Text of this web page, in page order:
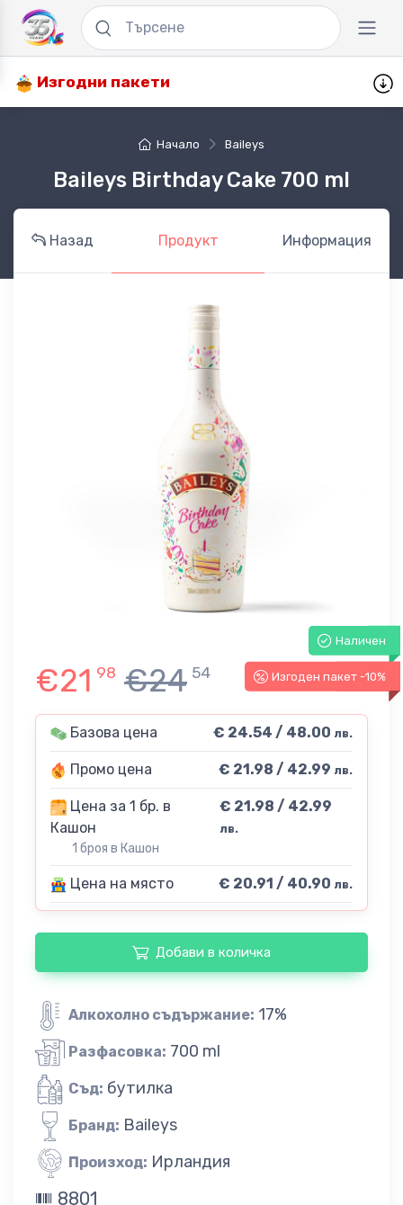
Изгодни пакети
Начало Baileys
Baileys Birthday Cake 700 ml
Назад Продукт Информация
Наличен
-10%
Изгоден пакет -10%
€21 98 €24 54
Базова цена € 24.54 / 48.00 лв.
Промо цена € 21.98 / 42.99 лв.
Цена за 1 бр. в
Кашон
1 броя в Кашон
€ 21.98 / 42.99
лв.
Цена на място € 20.91 / 40.90 лв.
Добави в количка
Алкохолно съдържание: 17%
Разфасовка: 700 ml
Съд: бутилка
Бранд: Baileys
Произход: Ирландия
8801